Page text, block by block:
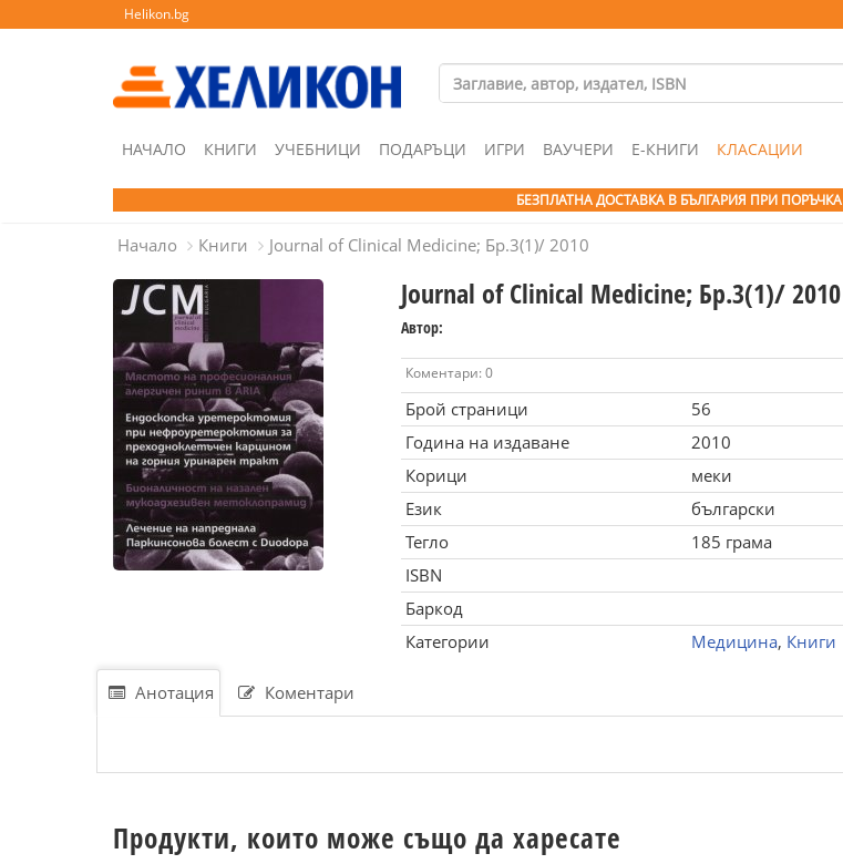
Helikon.bg
НАЧАЛО КНИГИ УЧЕБНИЦИ ПОДАРЪЦИ ИГРИ ВАУЧЕРИ Е-КНИГИ КЛАСАЦИИ
БЕЗПЛАТНА ДОСТАВКА В БЪЛГАРИЯ ПРИ ПОРЪЧКА
Начало Книги Journal of Clinical Medicine; Бр.3(1)/ 2010
Journal of Clinical Medicine; Бр.3(1)/ 2010
Автор:
Коментари: 0
Брой страници
56
Година на издаване
2010
Корици
меки
Език
български
Тегло
185 грама
ISBN
Баркод
Категории
Медицина, Книги
Анотация Коментари
Продукти, които може също да харесате